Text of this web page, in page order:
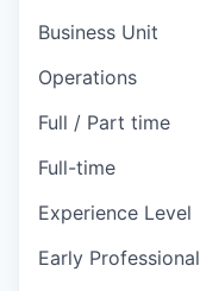
Business Unit
Operations
Full / Part time
Full-time
Experience Level
Early Professional